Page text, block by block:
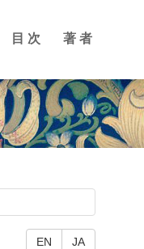
目次 著者
EN JA